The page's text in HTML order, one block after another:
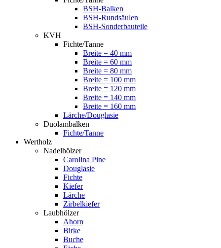
BSH-Balken
BSH-Rundsäulen
BSH-Sonderbauteile
KVH
Fichte/Tanne
Breite = 40 mm
Breite = 60 mm
Breite = 80 mm
Breite = 100 mm
Breite = 120 mm
Breite = 140 mm
Breite = 160 mm
Lärche/Douglasie
Duolambalken
Fichte/Tanne
Wertholz
Nadelhölzer
Carolina Pine
Douglasie
Fichte
Kiefer
Lärche
Zirbelkiefer
Laubhölzer
Ahorn
Birke
Buche